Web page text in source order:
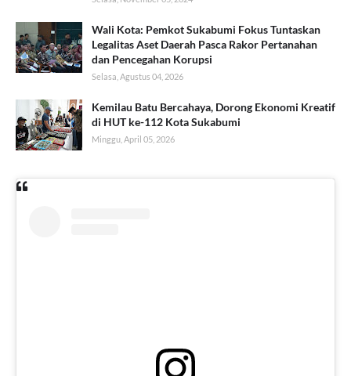
Wali Kota: Pemkot Sukabumi Fokus Tuntaskan
Legalitas Aset Daerah Pasca Rakor Pertanahan
dan Pencegahan Korupsi
Selasa, Agustus 04, 2026
Kemilau Batu Bercahaya, Dorong Ekonomi Kreatif
di HUT ke-112 Kota Sukabumi
Minggu, April 05, 2026